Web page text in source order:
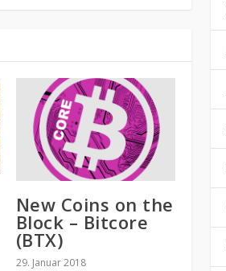
New Coins on the
Block – Bitcore
(BTX)
29. Januar 2018